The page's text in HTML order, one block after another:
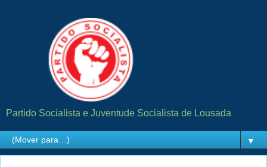
Partido Socialista e Juventude Socialista de Lousada
▼